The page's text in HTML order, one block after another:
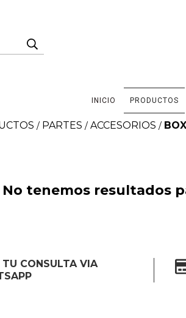
INICIO PRODUCTOS
/ PARTES / ACCESORIOS /
No tenemos resultados
TU CONSULTA VIA